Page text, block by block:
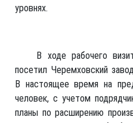
уровнях.
В ходе рабочего
посетил Черемховский
В настоящее время на
человек, с учетом
планы по расширению